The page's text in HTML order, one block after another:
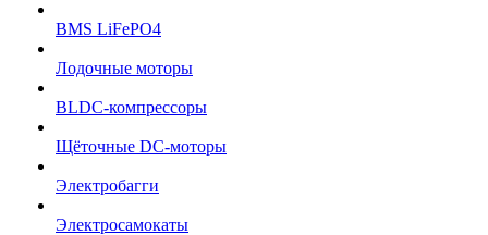
BMS LiFePO4
Лодочные моторы
BLDC-компрессоры
Щёточные DC-моторы
Электробагги
Электросамокаты